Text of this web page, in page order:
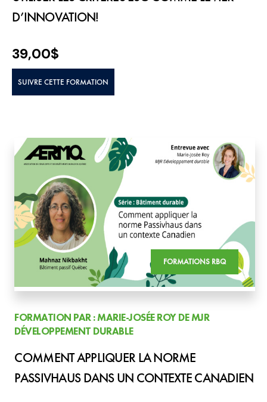
D’INNOVATION!
39,00$
SUIVRE CETTE FORMATION
FORMATIONS RBQ
FORMATION PAR : MARIE-JOSÉE ROY DE MJR
DÉVELOPPEMENT DURABLE
COMMENT APPLIQUER LA NORME
PASSIVHAUS DANS UN CONTEXTE CANADIEN